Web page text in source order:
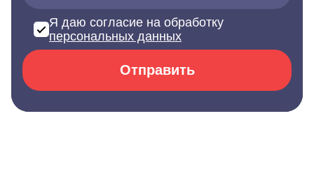
Я даю согласие на обработку
персональных данных
Отправить